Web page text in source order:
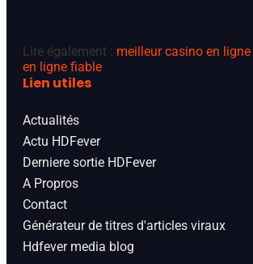
Lire également : meilleur casino en
en ligne fiable
Lien utiles
Actualités
Actu HDFever
Derniere sortie HDFever
A Propros
Contact
Générateur de titres d'articles viraux
Hdfever media blog